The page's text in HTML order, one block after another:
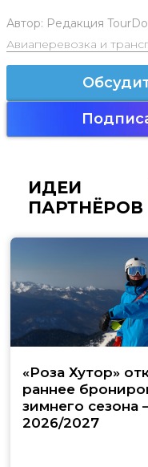
Автор: Редакция
Авиаперевозка и
ИДЕИ
ПАРТНЁРОВ
«Роза Хутор»
раннее
зимнего сезона
2026/2027